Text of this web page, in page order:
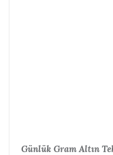
Günlük Gram Altın